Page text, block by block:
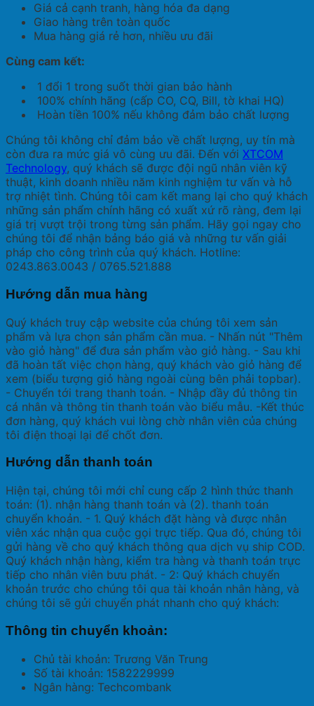
Giá cả cạnh tranh, hàng hóa đa dạng
Giao hàng trên toàn quốc
Mua hàng giá rẻ hơn, nhiều ưu đãi
Cùng cam kết:
1 đổi 1 trong suốt thời gian bảo hành
100% chính hãng (cấp CO, CQ, Bill, tờ khai HQ)
Hoàn tiền 100% nếu không đảm bảo chất lượng
Chúng tôi không chỉ đảm bảo về chất lượng, uy tín mà
còn đưa ra mức giá vô cùng ưu đãi. Đến với XTCOM
Technology, quý khách sẽ được đội ngũ nhân viên kỹ
thuật, kinh doanh nhiều năm kinh nghiệm tư vấn và hỗ
trợ nhiệt tình. Chúng tôi cam kết mang lại cho quý khách
những sản phẩm chính hãng có xuất xứ rõ ràng, đem lại
giá trị vượt trội trong từng sản phẩm. Hãy gọi ngay cho
chúng tôi để nhận bảng báo giá và những tư vấn giải
pháp cho công trình của quý khách. Hotline:
0243.863.0043 / 0765.521.888
Hướng dẫn mua hàng
Quý khách truy cập website của chúng tôi xem sản
phẩm và lựa chọn sản phẩm cần mua. - Nhấn nút "Thêm
vào giỏ hàng" để đưa sản phẩm vào giỏ hàng. - Sau khi
đã hoàn tất việc chọn hàng, quý khách vào giỏ hàng để
xem (biểu tượng giỏ hàng ngoài cùng bên phải topbar).
- Chuyển tới trang thanh toán. - Nhập đầy đủ thông tin
cá nhân và thông tin thanh toán vào biểu mẫu. -Kết thúc
đơn hàng, quý khách vui lòng chờ nhân viên của chúng
tôi điện thoại lại để chốt đơn.
Hướng dẫn thanh toán
Hiện tại, chúng tôi mới chỉ cung cấp 2 hình thức thanh
toán: (1). nhận hàng thanh toán và (2). thanh toán
chuyển khoản. - 1. Quý khách đặt hàng và được nhân
viên xác nhận qua cuộc gọi trực tiếp. Qua đó, chúng tôi
gửi hàng về cho quý khách thông qua dịch vụ ship COD.
Quý khách nhận hàng, kiểm tra hàng và thanh toán trực
tiếp cho nhân viên bưu phát. - 2: Quý khách chuyển
khoản trước cho chúng tôi qua tài khoản nhân hàng, và
chúng tôi sẽ gửi chuyển phát nhanh cho quý khách:
Thông tin chuyển khoản:
Chủ tài khoản: Trương Văn Trung
Số tài khoản: 1582229999
Ngân hàng: Techcombank